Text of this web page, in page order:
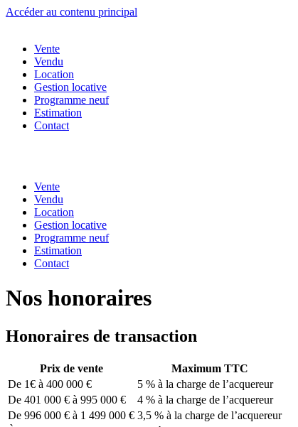
Accéder au contenu principal
Vente
Vendu
Location
Gestion locative
Programme neuf
Estimation
Contact
Vente
Vendu
Location
Gestion locative
Programme neuf
Estimation
Contact
Nos honoraires
Honoraires de transaction
Prix de vente
Maximum TTC
De 1€ à 400 000 €
5 % à la charge de l’acquereur
De 401 000 € à 995 000 €
4 % à la charge de l’acquereur
De 996 000 € à 1 499 000 € 3,5 % à la charge de l’acquereur